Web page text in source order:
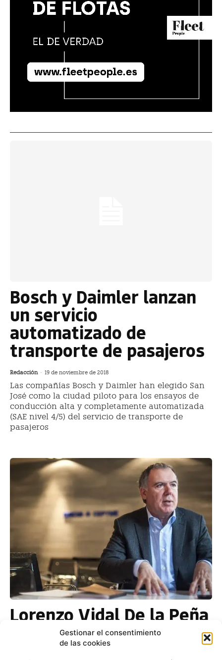
Gestionar el consentimiento
de las cookies
Bosch y Daimler lanzan
un servicio
automatizado de
transporte de pasajeros
Redacción - 19 de noviembre de 2018
Las compañías Bosch y Daimler han elegido San
José como la ciudad piloto para los ensayos de
conducción alta y completamente automatizada
(SAE nivel 4/5) del servicio de transporte de
pasajeros
Lorenzo Vidal De la Peña
accede a la presidencia
de Ganvam tras ganar